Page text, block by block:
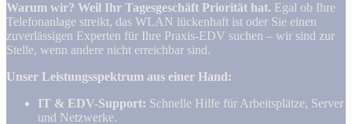
Warum wir? Weil Ihr Tagesgeschäft Priorität hat. Egal ob Ihre
Telefonanlage streikt, das WLAN lückenhaft ist oder Sie einen
zuverlässigen Experten für Ihre Praxis-EDV suchen – wir sind zur
Stelle, wenn andere nicht erreichbar sind.
Unser Leistungsspektrum aus einer Hand:
IT & EDV-Support: Schnelle Hilfe für Arbeitsplätze, Server
und Netzwerke.